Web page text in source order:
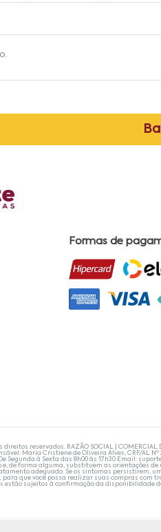
Formas de
reservados. RAZÃO SOCIAL | COMERCIAL
Maria Cristiene de Oliveira Alves, CRF/AL
Segunda à Sexta das 8h00 às 17h30 Email:
de forma alguma, substituem as orientações
adequado. Se os sintomas persistirem,
que você possa realizar suas compras com
estão sujeitos à confirmação da disponibilidade